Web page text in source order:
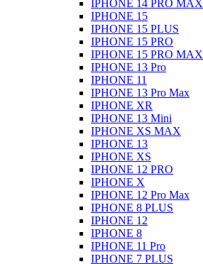
IPHONE 14 PRO MAX
IPHONE 15
IPHONE 15 PLUS
IPHONE 15 PRO
IPHONE 15 PRO MAX
IPHONE 13 Pro
IPHONE 11
IPHONE 13 Pro Max
IPHONE XR
IPHONE 13 Mini
IPHONE XS MAX
IPHONE 13
IPHONE XS
IPHONE 12 PRO
IPHONE X
IPHONE 12 Pro Max
IPHONE 8 PLUS
IPHONE 12
IPHONE 8
IPHONE 11 Pro
IPHONE 7 PLUS